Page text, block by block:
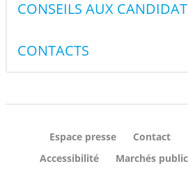
CONSEILS AUX
CONTACTS
Espace presse Contact
Accessibilité
Marchés